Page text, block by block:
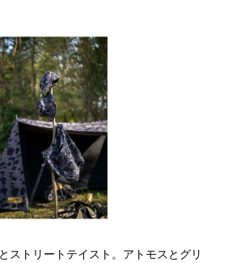
ストリートテイスト。アトモスとグリ